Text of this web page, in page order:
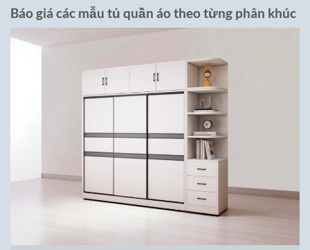
Báo giá các mẫu tủ quần áo theo từng phân khúc